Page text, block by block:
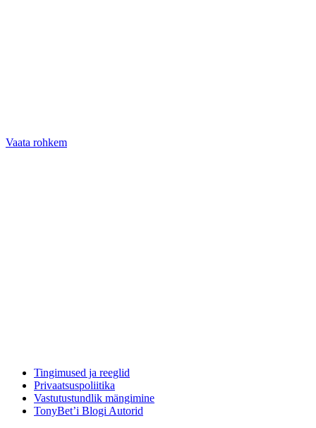
Vaata rohkem
Tingimused ja reeglid
Privaatsuspoliitika
Vastutustundlik mängimine
TonyBet’i Blogi Autorid